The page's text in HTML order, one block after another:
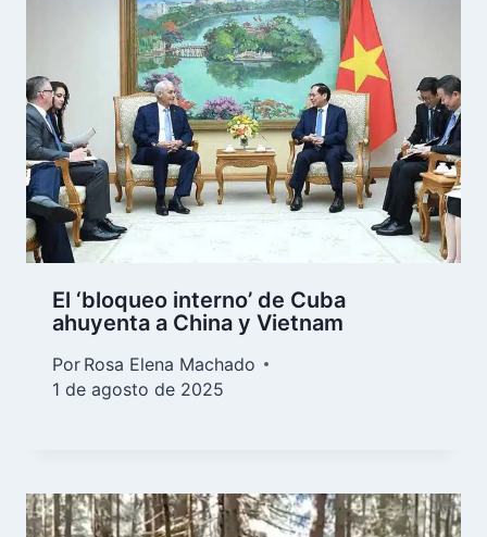
El ‘bloqueo interno’ de Cuba
ahuyenta a China y Vietnam
Por Rosa Elena Machado
1 de agosto de 2025